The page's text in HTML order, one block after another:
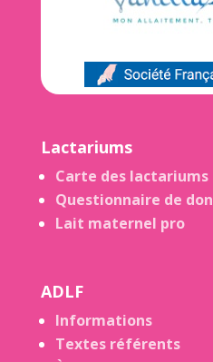
Lactariums
Carte des lactariums
Questionnaire de don
Lait maternel pro
ADLF
Informations
Textes référents